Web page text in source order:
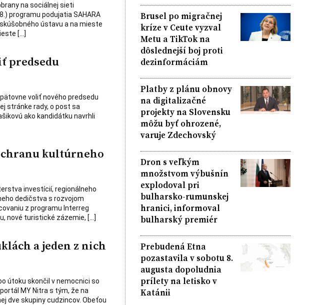
na sociálnej sieti
programu podujatia SAHARA
ústavu a na mieste
[…]
predsedu
voliť nového predsedu
stránke rady, o post sa
ako kandidátku navrhli
kultúrneho
investícií, regionálneho
dedičstva s rozvojom
z programu Interreg
nové turistické zázemie, […]
a jeden z nich
útoku skončil v nemocnici so
MY Nitra s tým, že na
dve skupiny cudzincov. Obeťou
Brusel po migračnej
kríze v Ceute vyzval
Metu a TikTok na
dôslednejší boj proti
dezinformáciám
Platby z plánu obnovy
na digitalizačné
projekty na Slovensku
môžu byť ohrozené,
varuje Zdechovský
Dron s veľkým
množstvom výbušnín
explodoval pri
bulharsko-rumunskej
hranici, informoval
bulharský premiér
Prebudená Etna
pozastavila v sobotu 8.
augusta dopoludnia
prílety na letisko v
Katánii